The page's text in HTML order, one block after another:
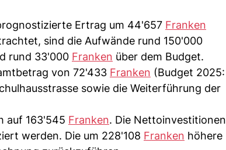
Ertrag um 44'657 Franken
sind die Aufwände rund 150'000
rund 33'000 Franken über dem Budget.
von 72'433 Franken (Budget 2025:
sowie die Weiterführung der
auf 163'545 Franken. Die Nettoinvestitionen
werden. Die um 228'108 Franken höhere